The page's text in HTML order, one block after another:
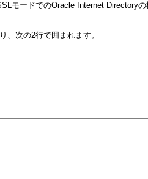
モードでのOracle Internet Directoryの
、次の2行で囲まれます。